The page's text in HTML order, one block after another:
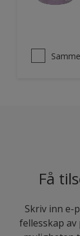
Få
Skriv inn e-
fellesskap